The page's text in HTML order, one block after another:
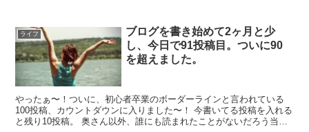
ライフ
ブログを書き始めて2ヶ月と少
し、今日で91投稿目。ついに90
を超えました。
やったぁ〜！ついに、初心者卒業のボーダーラインと言われている
100投稿、カウントダウンに入りました〜！ 今書いてる投稿を入れる
と残り10投稿。 奥さん以外、誰にも読まれたことがないだろう当ブ